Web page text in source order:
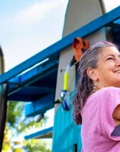
section